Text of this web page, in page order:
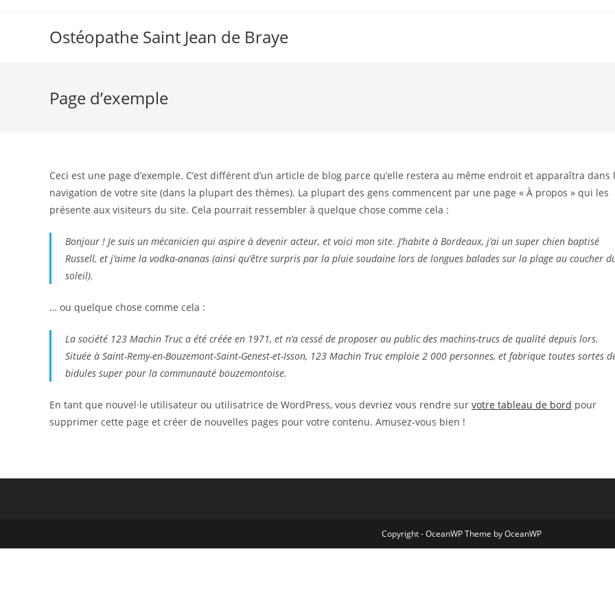
Ostéopathe Saint Jean de Braye
Page d’exemple
Ceci est une page d’exemple. C’est différent d’un article de blog parce qu’elle restera au même endroit et apparaîtra dans
navigation de votre site (dans la plupart des thèmes). La plupart des gens commencent par une page « À propos » qui les
présente aux visiteurs du site. Cela pourrait ressembler à quelque chose comme cela :
Bonjour ! Je suis un mécanicien qui aspire à devenir acteur, et voici mon site. J’habite à Bordeaux, j’ai un super chien baptisé
Russell, et j’aime la vodka-ananas (ainsi qu’être surpris par la pluie soudaine lors de longues balades sur la plage au coucher
soleil).
… ou quelque chose comme cela :
La société 123 Machin Truc a été créée en 1971, et n’a cessé de proposer au public des machins-trucs de qualité depuis lors.
Située à Saint-Remy-en-Bouzemont-Saint-Genest-et-Isson, 123 Machin Truc emploie 2 000 personnes, et fabrique toutes sortes
bidules super pour la communauté bouzemontoise.
En tant que nouvel·le utilisateur ou utilisatrice de WordPress, vous devriez vous rendre sur votre tableau de bord pour
supprimer cette page et créer de nouvelles pages pour votre contenu. Amusez-vous bien !
Copyright - OceanWP Theme by OceanWP